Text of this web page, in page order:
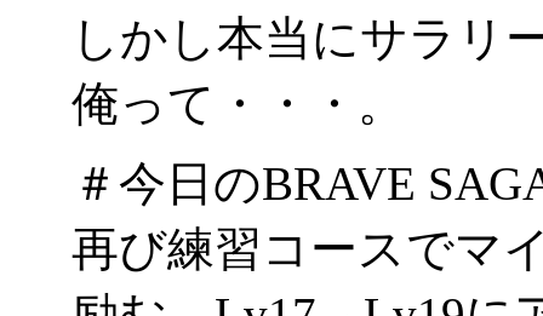
しかし本当にサラリ
俺って・・・。
＃今日のBRAVE
再び練習コースでマ